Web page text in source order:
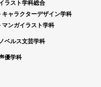
ラスト学科総合
キャラクターデザイン学科
マンガイラスト学科
ノベルス文芸学科
優学科